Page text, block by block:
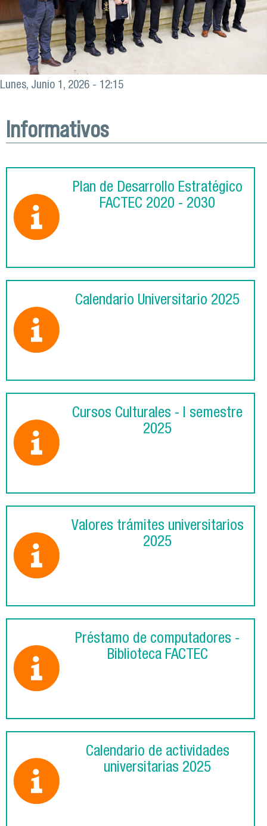
Lunes, Junio 1, 2026 - 12:15
Informativos
Plan de Desarrollo Estratégico
FACTEC 2020 - 2030
Calendario Universitario 2025
Cursos Culturales - I semestre
2025
Valores trámites universitarios
2025
Préstamo de computadores -
Biblioteca FACTEC
Calendario de actividades
universitarias 2025